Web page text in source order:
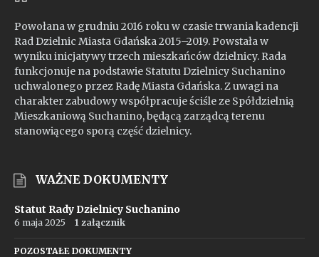
Powołana w grudniu 2016 roku w czasie trwania kadencji
Rad Dzielnic Miasta Gdańska 2015–2019. Powstała w
wyniku inicjatywy trzech mieszkańców dzielnicy. Rada
funkcjonuje na podstawie Statutu Dzielnicy Suchanino
uchwalonego przez Radę Miasta Gdańska. Z uwagi na
charakter zabudowy współpracuje ściśle ze Spółdzielnią
Mieszkaniową Suchanino, będącą zarządcą terenu
stanowiącego sporą część dzielnicy.
WAŻNE DOKUMENTY
Statut Rady Dzielnicy Suchanino
6 maja 2025 1 załącznik
POZOSTAŁE DOKUMENTY